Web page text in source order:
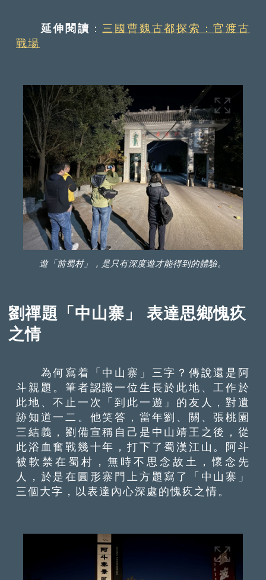
延伸閱讀 ： 三國曹魏古都探索：官渡古
戰場
遊「前蜀村」，是只有深度遊才能得到的體驗。
劉禪題「中山寨」 表達思鄉愧疚
之情
為何寫着「中山寨」三字？傳說還是阿
斗親題。筆者認識一位生長於此地、工作於
此地、不止一次「到此一遊」的友人，對遺
跡知道一二。他笑答，當年劉、關、張桃園
三結義，劉備宣稱自己是中山靖王之後，從
此浴血奮戰幾十年，打下了蜀漢江山。阿斗
被軟禁在蜀村，無時不思念故土，懷念先
人，於是在圓形寨門上方題寫了「中山寨」
三個大字，以表達內心深處的愧疚之情。